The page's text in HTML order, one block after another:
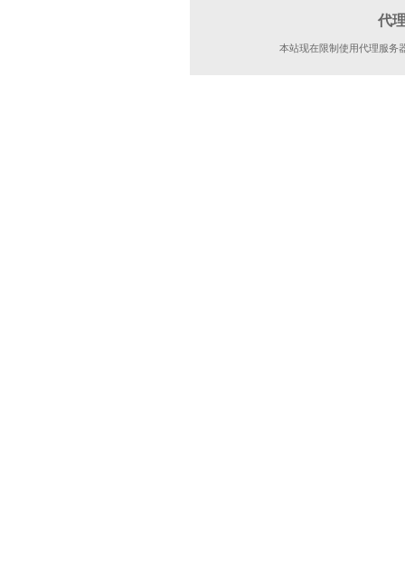
代
本站现在限制使用代理服务